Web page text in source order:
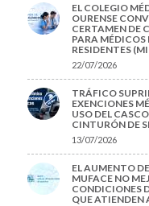
EL COLEGIO
OURENSE
CERTAMEN DE
PARA MÉDICOS
RESIDENTES
22/07/2026
TRÁFICO
EXENCIONES
USO DEL
CINTURÓN DE
13/07/2026
EL AUMENTO
MUFACE NO
CONDICIONES
QUE ATIENDEN